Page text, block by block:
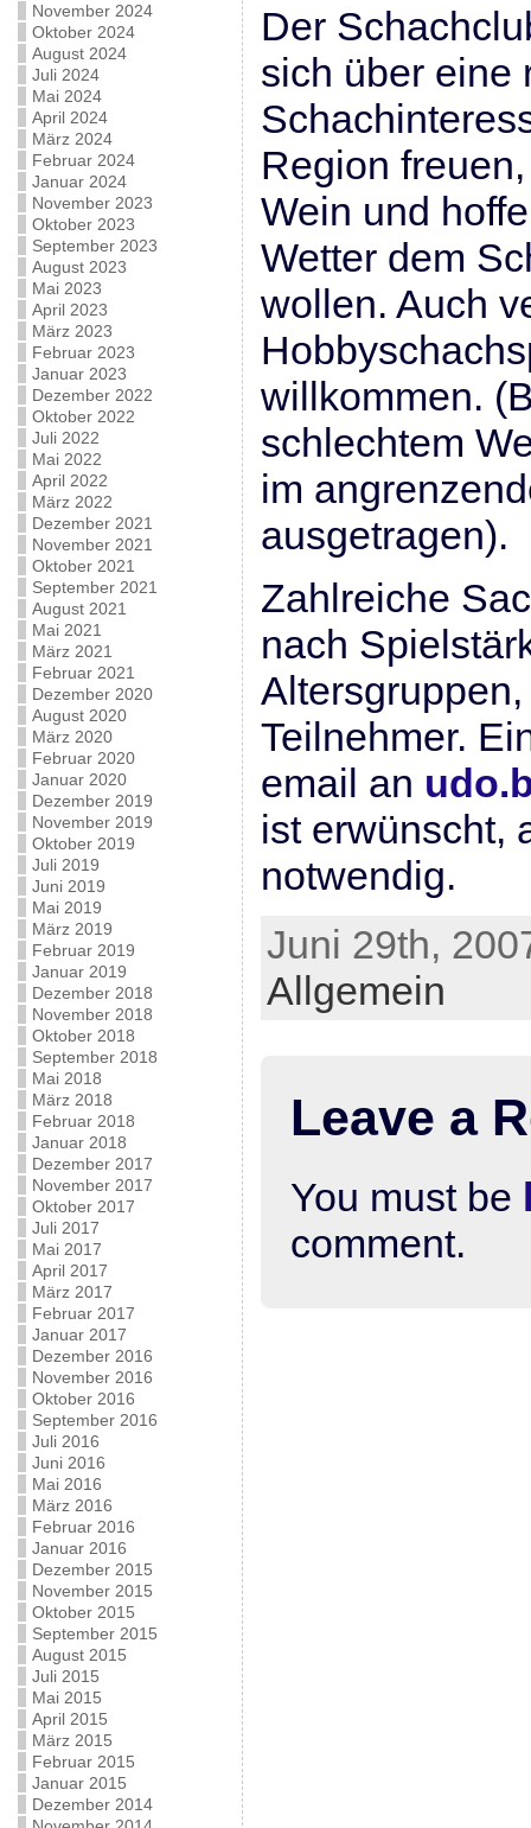
November 2024
Oktober 2024
August 2024
Juli 2024
Mai 2024
April 2024
März 2024
Februar 2024
Januar 2024
November 2023
Oktober 2023
September 2023
August 2023
Mai 2023
April 2023
März 2023
Februar 2023
Januar 2023
Dezember 2022
Oktober 2022
Juli 2022
Mai 2022
April 2022
März 2022
Dezember 2021
November 2021
Oktober 2021
September 2021
August 2021
Mai 2021
März 2021
Februar 2021
Dezember 2020
August 2020
März 2020
Februar 2020
Januar 2020
Dezember 2019
November 2019
Oktober 2019
Juli 2019
Juni 2019
Mai 2019
März 2019
Februar 2019
Januar 2019
Dezember 2018
November 2018
Oktober 2018
September 2018
Mai 2018
März 2018
Februar 2018
Januar 2018
Dezember 2017
November 2017
Oktober 2017
Juli 2017
Mai 2017
April 2017
März 2017
Februar 2017
Januar 2017
Dezember 2016
November 2016
Oktober 2016
September 2016
Juli 2016
Juni 2016
Mai 2016
März 2016
Februar 2016
Januar 2016
Dezember 2015
November 2015
Oktober 2015
September 2015
August 2015
Juli 2015
Mai 2015
April 2015
März 2015
Februar 2015
Januar 2015
Dezember 2014
Der
sich über eine
Region
Wein und
Wetter dem
wollen. Auch
willkommen.
schlechtem
im
ausgetragen).
Zahlreiche
nach
Teilnehmer.
email an
ist erwünscht,
notwendig.
Juni 29th,
Allgemein
Leave a
You must be
comment.